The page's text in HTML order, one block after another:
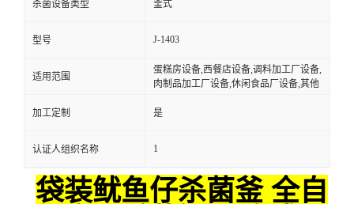
杀菌设备类型 釜式
型号 J-1403
适用范围
蛋糕房设备,西餐店设备,调料加工厂设备,
肉制品加工厂设备,休闲食品厂设备,其他
加工定制 是
认证人组织名称 1
袋装鱿鱼仔杀菌釜 全自